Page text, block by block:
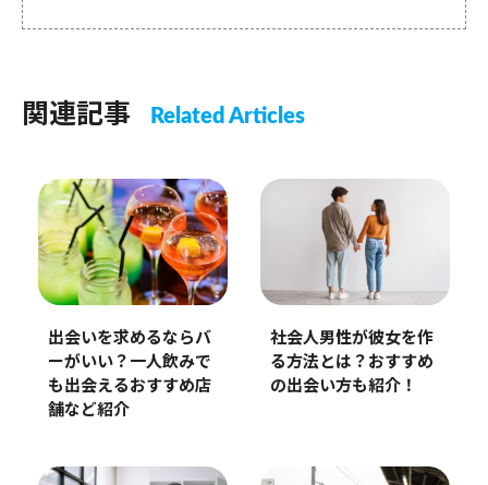
関連記事 Related Articles
出会いを求めるならバ
ーがいい？一人飲みで
も出会えるおすすめ店
舗など紹介
社会人男性が彼女を作
る方法とは？おすすめ
の出会い方も紹介！